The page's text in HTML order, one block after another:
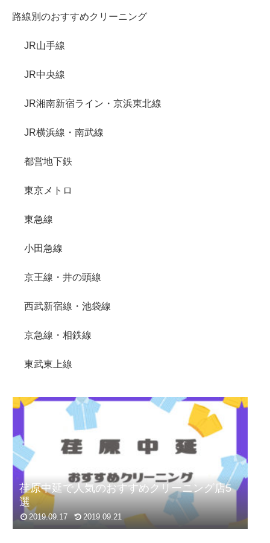
路線別のおすすめクリーニング
JR山手線
JR中央線
JR湘南新宿ライン・京浜東北線
JR横浜線・南武線
都営地下鉄
東京メトロ
東急線
小田急線
京王線・井の頭線
西武新宿線・池袋線
京急線・相鉄線
東武東上線
荏原中延で人気のおすすめクリーニング店5
選
2019.09.17 2019.09.21